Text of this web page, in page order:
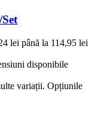
lei până la 114,95 lei
disponibile
variații. Opțiunile